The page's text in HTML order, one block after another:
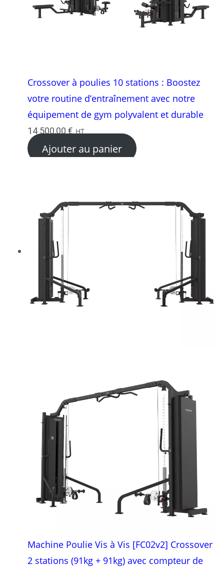
Crossover à poulies 10 stations : Boostez
votre routine d’entraînement avec notre
équipement de gym polyvalent et durable
14 500,00 € HT
Ajouter au panier
Machine Poulie Vis à Vis [FC02v2] Crossover
2 stations (91kg + 91kg) avec compteur de